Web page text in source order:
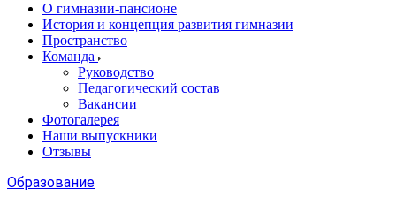
О гимназии-пансионе
История и концепция развития гимназии
Пространство
Команда
Руководство
Педагогический состав
Вакансии
Фотогалерея
Наши выпускники
Отзывы
Образование